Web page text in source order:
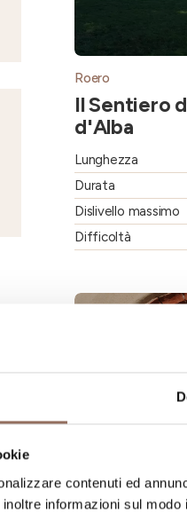
contenuti ed
informazioni sul
Roero
Il Sentiero
d'Alba
Lunghezza
Durata
Dislivello massimo
Difficoltà